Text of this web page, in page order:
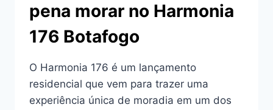
pena morar no Harmonia
176 Botafogo
O Harmonia 176 é um lançamento
residencial que vem para trazer uma
experiência única de moradia em um dos